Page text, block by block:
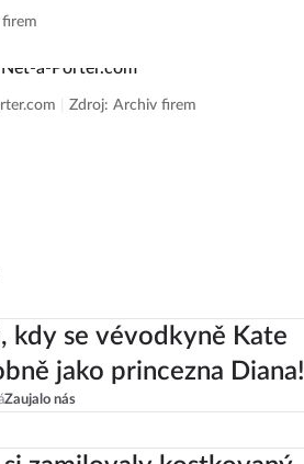
Zdroj: Archiv firem
kdy se vévodkyně Kate
jako princezna Diana!
Zaujalo nás